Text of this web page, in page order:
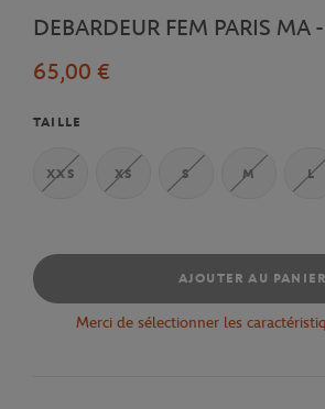
DEBARDEUR FEM PARIS MA
65,00 €
TAILLE
XXS XS S M L
AJOUTER AU PANIER
Merci de sélectionner les